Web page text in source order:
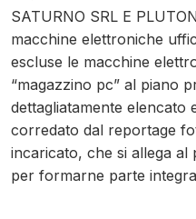
SATURNO SRL E
macchine elettroniche
escluse le macchine
“magazzino pc” al piano
dettagliatamente elencato
corredato dal reportage
incaricato, che si allega al
per formarne parte